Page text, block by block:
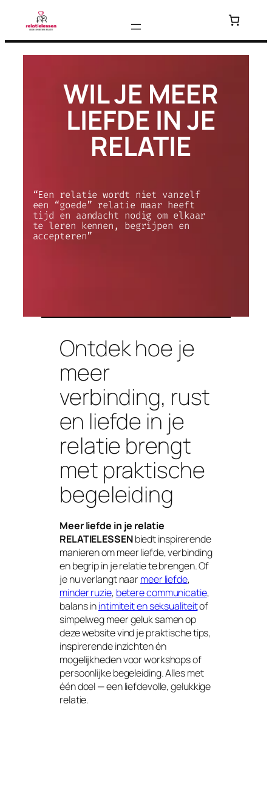
naar
de
inhoud
WIL JE MEER
LIEFDE IN JE
RELATIE
“Een relatie wordt niet vanzelf
een “goede” relatie maar heeft
tijd en aandacht nodig om elkaar
te leren kennen, begrijpen en
accepteren”
Ontdek hoe je
meer
verbinding, rust
en liefde in je
relatie brengt
met praktische
begeleiding
Meer liefde in je relatie
RELATIELESSENbiedt inspirerende
manieren om meer liefde, verbinding
en begrip in je relatie te brengen. Of
je nu verlangt naarmeer liefde,
minder ruzie, betere communicatie,
balans inintimiteit en seksualiteitof
simpelweg meer geluk samen op
deze website vind je praktische tips,
inspirerende inzichten én
mogelijkheden voor workshops of
persoonlijke begeleiding. Alles met
één doel — een liefdevolle, gelukkige
relatie.